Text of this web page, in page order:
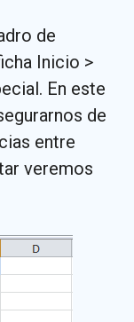
de
Inicio >
En este
de
entre
veremos